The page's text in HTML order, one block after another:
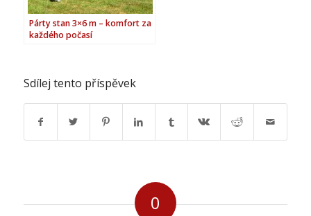
Párty stan 3×6 m – komfort za
každého počasí
Sdílej tento příspěvek
0